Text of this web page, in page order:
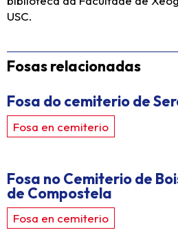
USC.
Fosas relacionadas
Fosa do cemiterio de
Fosa en cemiterio
Fosa no Cemiterio de
de Compostela
Fosa en cemiterio